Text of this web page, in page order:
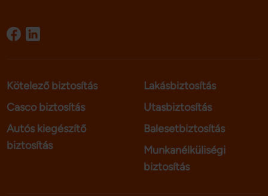
Kötelező biztosítás
Casco biztosítás
Autós kiegészítő
biztosítás
Lakásbiztosítás
Utasbiztosítás
Balesetbiztosítás
Munkanélküliségi
biztosítás